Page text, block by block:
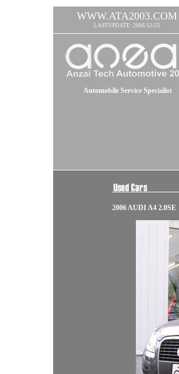
WWW.ATA2003.COM
LASTUPDATE: 2006/12/23
Automobile Service Specialist
2006 AUDI A4 2.0SE